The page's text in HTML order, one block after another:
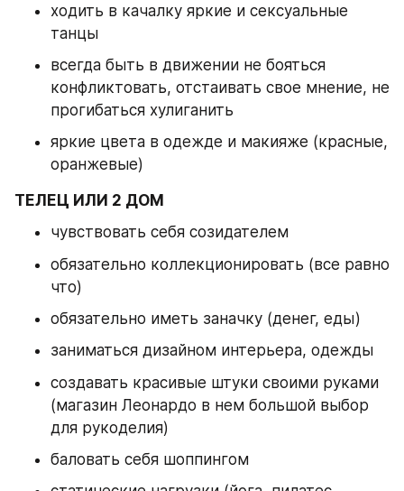
ходить в качалку яркие и сексуальные
танцы
всегда быть в движении не бояться
конфликтовать, отстаивать свое мнение, не
прогибаться хулиганить
яркие цвета в одежде и макияже (красные,
оранжевые)
ТЕЛЕЦ ИЛИ 2 ДОМ
чувствовать себя созидателем
обязательно коллекционировать (все равно
что)
обязательно иметь заначку (денег, еды)
заниматься дизайном интерьера, одежды
создавать красивые штуки своими руками
(магазин Леонардо в нем большой выбор
для рукоделия)
баловать себя шоппингом